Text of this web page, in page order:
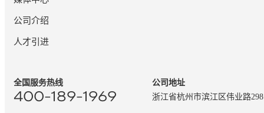
公司介绍
人才引进
全国服务热线
400-189-1969
公司地址
浙江省杭州市滨江区伟业路